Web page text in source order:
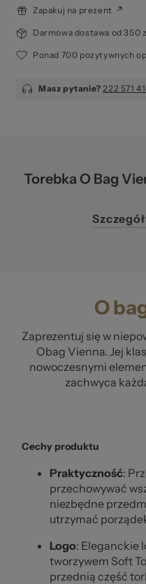
Zapakuj na prezent
Darmowa dostawa od 350
Ponad 700 pozytywnych
Masz pytanie? 222 571
O
Zaprezentuj się w
Obag Vienna. Jej
nowoczesnymi
zachwyca
Cechy produktu
Praktyczność:
przechowywać
niezbędne
utrzymać
Logo: Eleganckie
tworzywem Soft
przednią część
Torebka O Bag